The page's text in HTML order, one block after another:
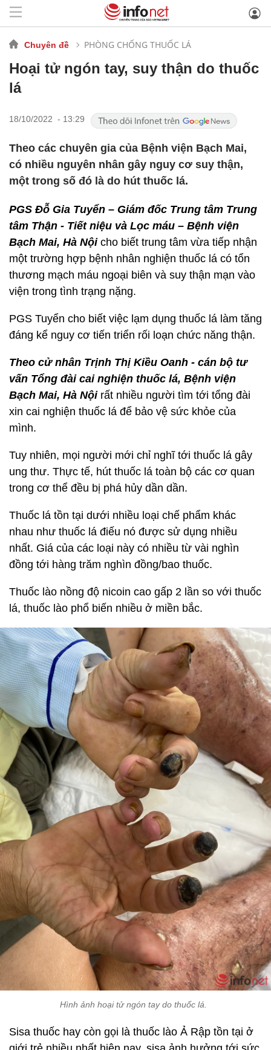
Chuyên đề PHÒNG CHỐNG THUỐC LÁ
Hoại tử ngón tay, suy thận do thuốc
lá
18/10/2022 - 13:29
Theo các chuyên gia của Bệnh viện Bạch Mai,
có nhiều nguyên nhân gây nguy cơ suy thận,
một trong số đó là do hút thuốc lá.
PGS Đỗ Gia Tuyển – Giám đốc Trung tâm Trung
tâm Thận - Tiết niệu và Lọc máu – Bệnh viện
Bạch Mai, Hà Nộicho biết trung tâm vừa tiếp nhận
một trường hợp bệnh nhân nghiện thuốc lá có tổn
thương mạch máu ngoại biên và suy thận mạn vào
viện trong tình trạng nặng.
PGS Tuyển cho biết việc lạm dụng thuốc lá làm tăng
đáng kể nguy cơ tiến triển rối loạn chức năng thận.
Theo cử nhân Trịnh Thị Kiều Oanh - cán bộ tư
vấn Tổng đài cai nghiện thuốc lá, Bệnh viện
Bạch Mai, Hà Nộirất nhiều người tìm tới tổng đài
xin cai nghiện thuốc lá để bảo vệ sức khỏe của
mình.
Tuy nhiên, mọi người mới chỉ nghĩ tới thuốc lá gây
ung thư. Thực tế, hút thuốc lá toàn bộ các cơ quan
trong cơ thể đều bị phá hủy dần dần.
Thuốc lá tồn tại dưới nhiều loại chế phẩm khác
nhau như thuốc lá điếu nó được sử dụng nhiều
nhất. Giá của các loại này có nhiều từ vài nghìn
đồng tới hàng trăm nghìn đồng/bao thuốc.
Thuốc lào nồng độ nicoin cao gấp 2 lần so với thuốc
lá, thuốc lào phổ biến nhiều ở miền bắc.
Hình ảnh hoại tử ngón tay do thuốc lá.
Sisa thuốc hay còn gọi là thuốc lào Ả Rập tồn tại ở